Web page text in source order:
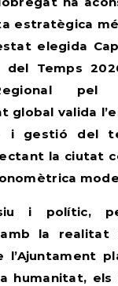
estratègica
elegida
del Temps
pel
global valida
i gestió del
la ciutat
i polític,
amb la realitat
l’Ajuntament
humanitat, els